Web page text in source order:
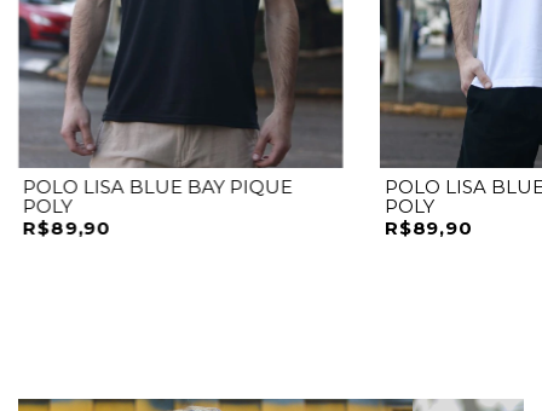
POLO LISA BLUE BAY PIQUE
POLY
R$89,90
POLO LISA
POLY
R$89,90